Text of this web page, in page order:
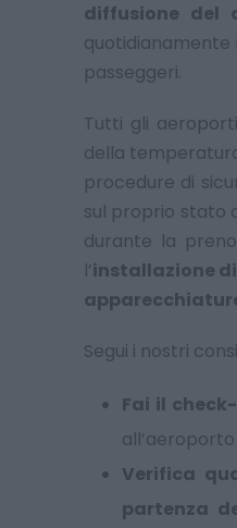
diffusione del
quotidianamente
passeggeri.
Tutti gli
della
procedure di
sul proprio stato
durante la
l’installazione
Segui i nostri
Fai il
Verifica
partenza